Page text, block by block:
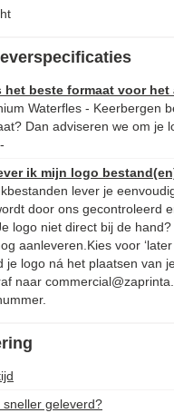
het beste formaat voor
Waterfles - Keerbergen
Dan adviseren we om je
ik mijn logo
lever je
door ons gecontroleerd
logo niet direct bij de
aanleveren.Kies voor
je logo ná het plaatsen van
naar
sneller geleverd?